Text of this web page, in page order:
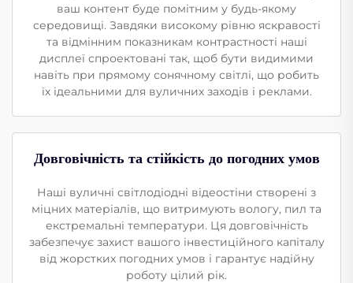
ваш контент буде помітним у будь-якому
середовищі. Завдяки високому рівню яскравості
та відмінним показникам контрастності наші
дисплеї спроектовані так, щоб бути видимими
навіть при прямому сонячному світлі, що робить
їх ідеальними для вуличних заходів і реклами.
Довговічність та стійкість до погодних умов
Наші вуличні світлодіодні відеостіни створені з
міцних матеріалів, що витримують вологу, пил та
екстремальні температури. Ця довговічність
забезпечує захист вашого інвестиційного капіталу
від жорстких погодних умов і гарантує надійну
роботу цілий рік.